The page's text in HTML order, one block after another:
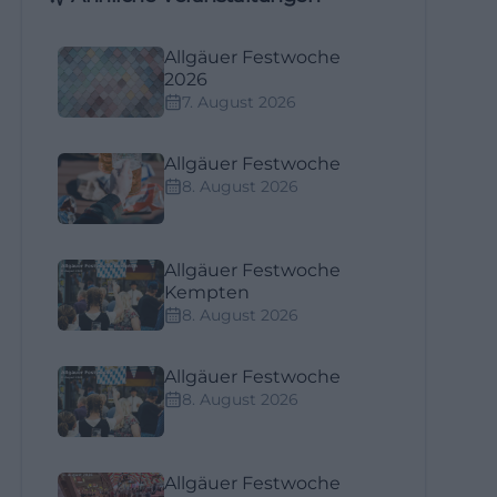
Allgäuer Festwoche
2026
7. August 2026
Allgäuer Festwoche
8. August 2026
Allgäuer Festwoche
Kempten
8. August 2026
Allgäuer Festwoche
8. August 2026
Allgäuer Festwoche